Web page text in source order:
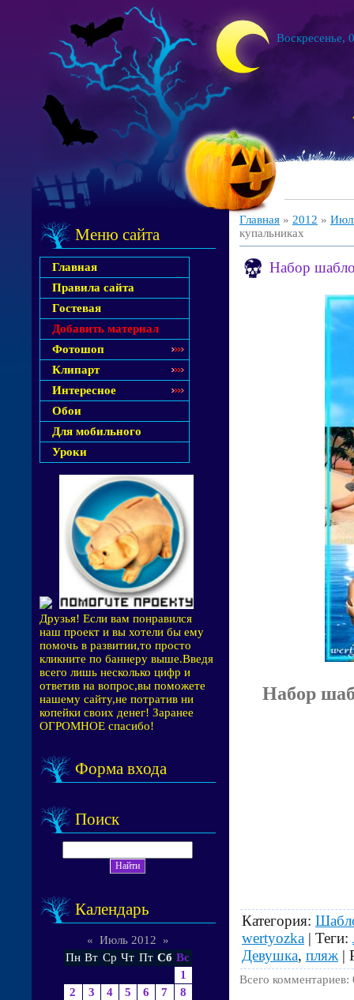
Воскресенье,
Меню сайта
Главная
Правила сайта
Гостевая
Добавить материал
Фотошоп
Клипарт
Интересное
Обои
Для мобильного
Уроки
Друзья! Если вам понравился
наш проект и вы хотели бы ему
помочь в развитии,то просто
кликните по баннеру выше.Введя
всего лишь несколько цифр и
ответив на вопрос,вы поможете
нашему сайту,не потратив ни
копейки своих денег! Заранее
ОГРОМНОЕ спасибо!
Форма входа
Поиск
Календарь
« Июль 2012
»
Пн Вт Ср Чт Пт Сб Вс
1
2
3 4 5 6 7
8
Главная » 2012 »
купальниках
Набор
Набор
Категория:
wertyozka | Теги:
Девушка, пляж |
Всего комментариев: